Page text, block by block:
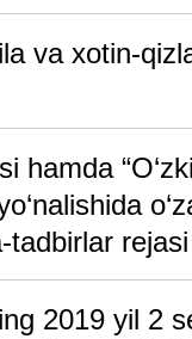
va xotin-
hamda
tadbirlar rejasi
2019 yil 2